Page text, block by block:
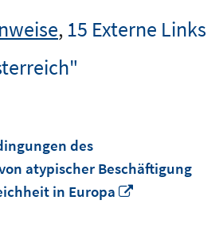
, 15 Externe Links
des
atypischer Beschäftigung
in Europa